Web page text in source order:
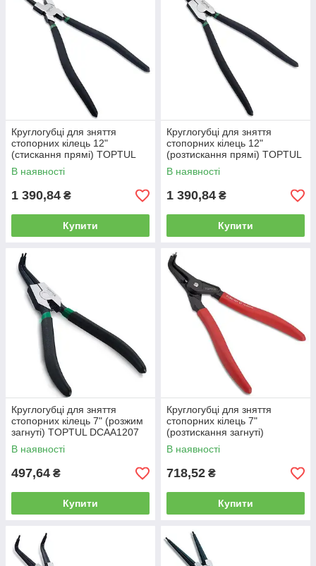
Круглогубці для зняття
стопорних кілець 12"
(стискання прямі) TOPTUL
DCAD1212
В наявності
1 390,84 ₴
Купити
Круглогубці для зняття
стопорних кілець 12"
(розтискання прямі) TOPTUL
DCAB1212
В наявності
1 390,84 ₴
Купити
Круглогубці для зняття
стопорних кілець 7" (розжим
загнуті) TOPTUL DCAA1207
В наявності
497,64 ₴
Купити
Круглогубці для зняття
стопорних кілець 7"
(розтискання загнуті)
посилені TOPTUL DCBA1307
В наявності
718,52 ₴
Купити